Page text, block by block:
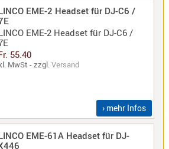
K-
M-
Norm
Zubehör
/
EME-2 Headset für DJ-C6 /
EME-2 Headset für DJ-C6 /
55.40
MwSt - zzgl.Versand
› mehr Infos
EME-61A Headset für DJ-